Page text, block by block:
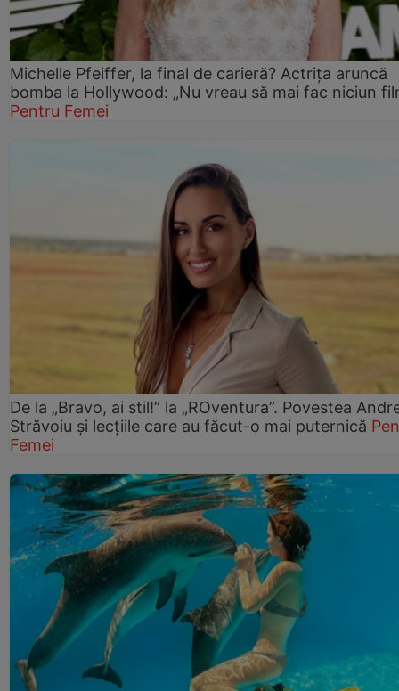
Michelle Pfeiffer, la final de carieră? Actrița aruncă
bomba la Hollywood: „Nu vreau să mai fac niciun
Pentru Femei
De la „Bravo, ai stil!” la „ROventura”. Povestea
Străvoiu și lecțiile care au făcut-o mai puternică
Femei